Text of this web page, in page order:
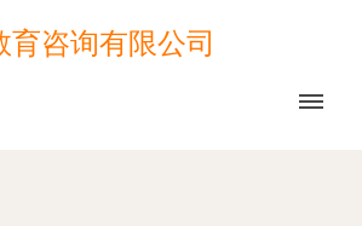
咨询有限公司